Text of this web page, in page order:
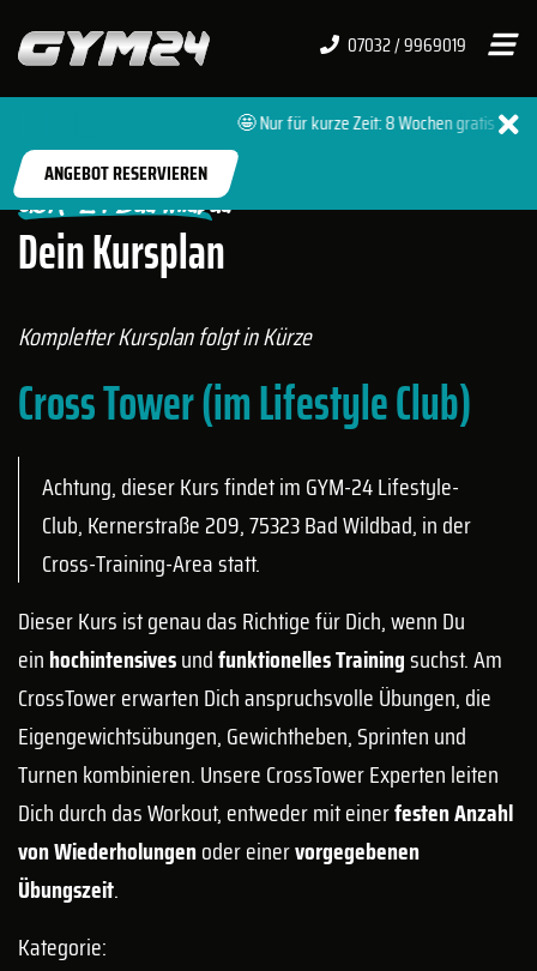
07032 / 9969019
🤩 Nur für kurze Zeit: 8 Wochen gratis 🔥 +
ANGEBOT RESERVIEREN
Dein Kursplan
GYM-24 Bad Wildbad
Kompletter Kursplan folgt in Kürze
Cross Tower (im Lifestyle Club)
Achtung, dieser Kurs findet im GYM-24 Lifestyle-
Club, Kernerstraße 209, 75323 Bad Wildbad, in der
Cross-Training-Area statt.
Dieser Kurs ist genau das Richtige für Dich, wenn Du
einhochintensivesundfunktionelles Trainingsuchst. Am
CrossTower erwarten Dich anspruchsvolle Übungen, die
Eigengewichtsübungen, Gewichtheben, Sprinten und
Turnen kombinieren. Unsere CrossTower Experten leiten
Dich durch das Workout, entweder mit einerfesten Anzahl
von Wiederholungenoder einervorgegebenen
Übungszeit.
Kategorie: